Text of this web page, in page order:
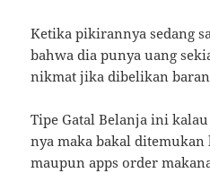
Ketika pikirannya sedang
bahwa dia punya uang
nikmat jika dibelikan
Tipe Gatal Belanja ini
nya maka bakal ditemukan
maupun apps order